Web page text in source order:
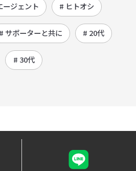
ージェント # ヒトオシ
# サポーターと共に # 20代
# 30代